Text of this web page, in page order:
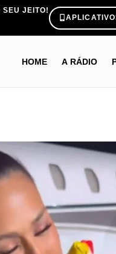
JEITO!
HOME A RÁDIO